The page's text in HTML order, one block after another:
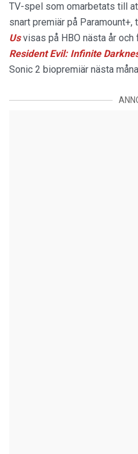
TV-spel som omarbetats till
snart premiär på
Usvisas på HBO nästa år och
Resident Evil: Infinite
Sonic 2 biopremiär nästa